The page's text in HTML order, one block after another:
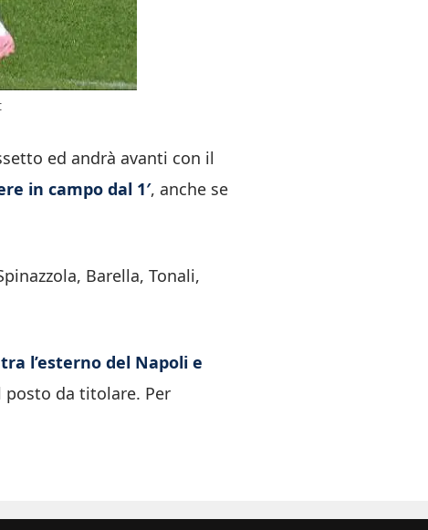
ed andrà avanti con il
in campo dal 1′, anche se
Barella, Tonali,
l’esterno del Napoli e
da titolare. Per